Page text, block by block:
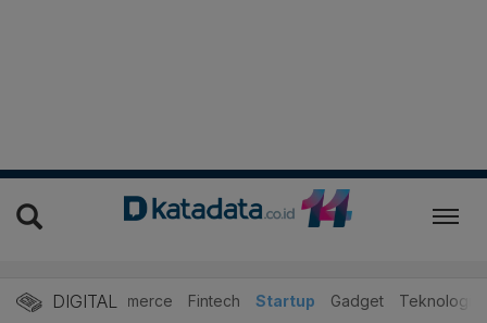
DIGITAL
E-Commerce Fintech Startup Gadget Teknologi